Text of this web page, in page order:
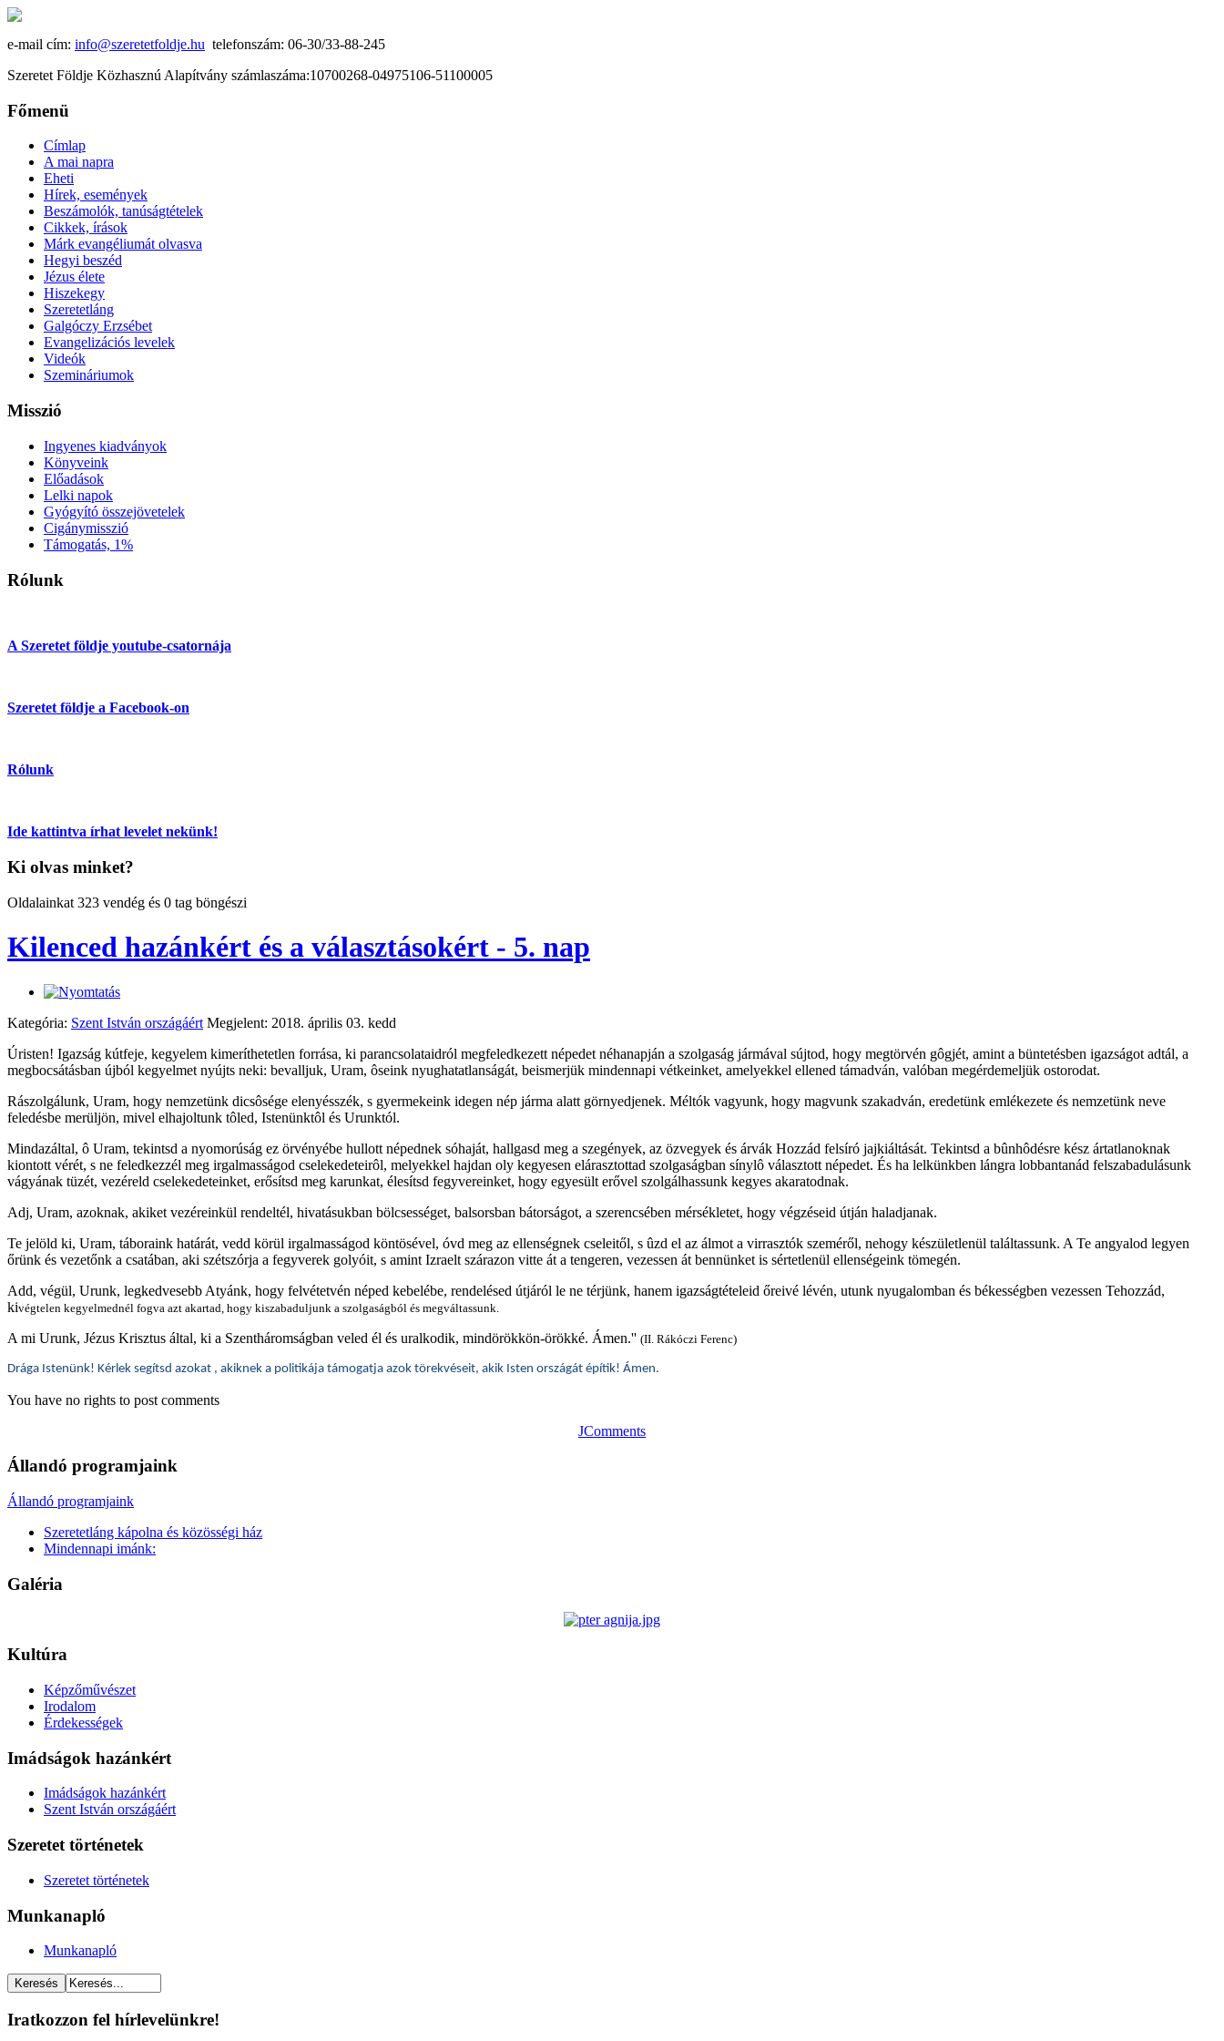
e-mail cím: info@szeretetfoldje.hu telefonszám: 06-30/33-88-245
Szeretet Földje Közhasznú Alapítvány számlaszáma:10700268-04975106-51100005
Főmenü
Címlap
A mai napra
Eheti
Hírek, események
Beszámolók, tanúságtételek
Cikkek, írások
Márk evangéliumát olvasva
Hegyi beszéd
Jézus élete
Hiszekegy
Szeretetláng
Galgóczy Erzsébet
Evangelizációs levelek
Videók
Szemináriumok
Misszió
Ingyenes kiadványok
Könyveink
Előadások
Lelki napok
Gyógyító összejövetelek
Cigánymisszió
Támogatás, 1%
Rólunk
A Szeretet földje youtube-csatornája
Szeretet földje a Facebook-on
Rólunk
Ide kattintva írhat levelet nekünk!
Ki olvas minket?
Oldalainkat 323 vendég és 0 tag böngészi
Kilenced hazánkért és a választásokért - 5. nap
Kategória: Szent István országáért Megjelent: 2018. április 03. kedd
Úristen! Igazság kútfeje, kegyelem kimeríthetetlen forrása, ki parancsolataidról megfeledkezett népedet néhanapján a szolgaság jármával sújtod, hogy megtörvén gôgjét, amint a büntetésben igazságot adtál, a
megbocsátásban újból kegyelmet nyújts neki: bevalljuk, Uram, ôseink nyughatatlanságát, beismerjük mindennapi vétkeinket, amelyekkel ellened támadván, valóban megérdemeljük ostorodat.
Rászolgálunk, Uram, hogy nemzetünk dicsôsége elenyésszék, s gyermekeink idegen nép járma alatt görnyedjenek. Méltók vagyunk, hogy magvunk szakadván, eredetünk emlékezete és nemzetünk neve
feledésbe merüljön, mivel elhajoltunk tôled, Istenünktôl és Urunktól.
Mindazáltal, ô Uram, tekintsd a nyomorúság ez örvényébe hullott népednek sóhaját, hallgasd meg a szegények, az özvegyek és árvák Hozzád felsíró jajkiáltását. Tekintsd a bûnhôdésre kész ártatlanoknak
kiontott vérét, s ne feledkezzél meg irgalmasságod cselekedeteirôl, melyekkel hajdan oly kegyesen elárasztottad szolgaságban sínylô választott népedet. És ha lelkünkben lángra lobbantanád felszabadulásunk
vágyának tüzét, vezéreld cselekedeteinket, erősítsd meg karunkat, élesítsd fegyvereinket, hogy egyesült erővel szolgálhassunk kegyes akaratodnak.
Adj, Uram, azoknak, akiket vezéreinkül rendeltél, hivatásukban bölcsességet, balsorsban bátorságot, a szerencsében mérsékletet, hogy végzéseid útján haladjanak.
Te jelöld ki, Uram, táboraink határát, vedd körül irgalmasságod köntösével, óvd meg az ellenségnek cseleitől, s ûzd el az álmot a virrasztók szeméről, nehogy készületlenül találtassunk. A Te angyalod legyen
őrünk és vezetőnk a csatában, aki szétszórja a fegyverek golyóit, s amint Izraelt szárazon vitte át a tengeren, vezessen át bennünket is sértetlenül ellenségeink tömegén.
Add, végül, Urunk, legkedvesebb Atyánk, hogy felvétetvén néped kebelébe, rendelésed útjáról le ne térjünk, hanem igazságtételeid őreivé lévén, utunk nyugalomban és békességben vezessen Tehozzád,
kivégtelen kegyelmednél fogva azt akartad, hogy kiszabaduljunk a szolgaságból és megváltassunk.
A mi Urunk, Jézus Krisztus által, ki a Szentháromságban veled él és uralkodik, mindörökkön-örökké. Ámen.'' (II. Rákóczi Ferenc)
Drága Istenünk! Kérlek segítsd azokat , akiknek a politikája támogatja azok törekvéseit, akik Isten országát építik! Ámen.
You have no rights to post comments
JComments
Állandó programjaink
Állandó programjaink
Szeretetláng kápolna és közösségi ház
Mindennapi imánk:
Galéria
Kultúra
Képzőművészet
Irodalom
Érdekességek
Imádságok hazánkért
Imádságok hazánkért
Szent István országáért
Szeretet történetek
Szeretet történetek
Munkanapló
Munkanapló
Iratkozzon fel hírlevelünkre!